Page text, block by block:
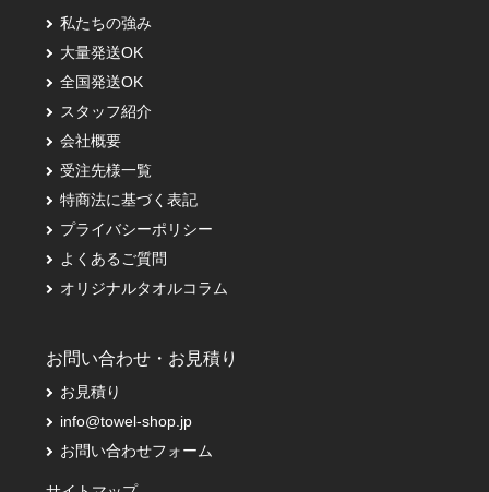
私たちの強み
大量発送OK
全国発送OK
スタッフ紹介
会社概要
受注先様一覧
特商法に基づく表記
プライバシーポリシー
よくあるご質問
オリジナルタオルコラム
お問い合わせ・お見積り
お見積り
info@towel-shop.jp
お問い合わせフォーム